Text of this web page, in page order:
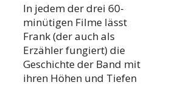
In jedem der drei 60-
minütigen Filme lässt
Frank (der auch als
Erzähler fungiert) die
Geschichte der Band mit
ihren Höhen und Tiefen